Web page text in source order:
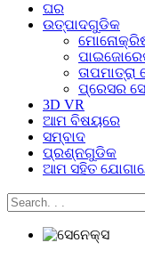
ଘର
ଉତ୍ପାଦଗୁଡିକ
ତାପମାତ୍ରା
ପ୍ରେସର
3D VR
ଆମ ବିଷୟରେ
ସମ୍ବାଦ
ପ୍ରଶ୍ନଗୁଡିକ
ଆମ ସହିତ